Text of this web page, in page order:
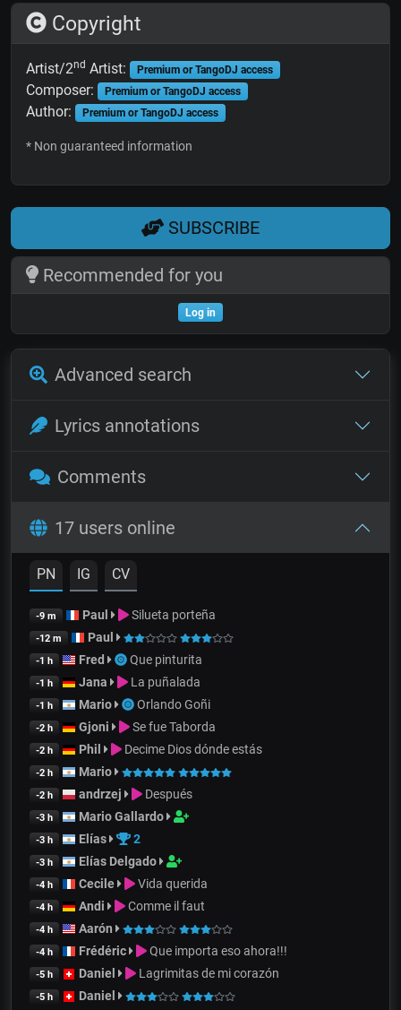
Copyright
Artist/2nd Artist: Premium or TangoDJ access
Composer: Premium or TangoDJ access
Author: Premium or TangoDJ access
* Non guaranteed information
SUBSCRIBE
Recommended for you
Log in
Advanced search
Lyrics annotations
Comments
17 users online
PN IG CV
-9 m Paul Silueta porteña
-12 m Paul
-1 h Fred Que pinturita
-1 h Jana La puñalada
-1 h Mario Orlando Goñi
-2 h Gjoni Se fue Taborda
-2 h Phil Decime Dios dónde estás
-2 h Mario
-2 h andrzej Después
-3 h Mario Gallardo
-3 h Elías 2
-3 h Elías Delgado
-4 h Cecile Vida querida
-4 h Andi Comme il faut
-4 h Aarón
-4 h Frédéric Que importa eso ahora!!!
-5 h Daniel Lagrimitas de mi corazón
-5 h Daniel